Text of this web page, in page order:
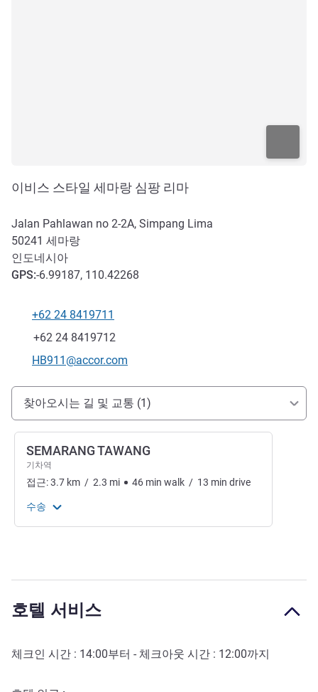
이비스 스타일 세마랑 심팡 리마
Jalan Pahlawan no 2-2A, Simpang Lima
50241 세마랑
인도네시아
GPS:-6.99187, 110.42268
전화
+62 24 8419711
팩스
+62 24 8419712
E-mail
HB911@accor.com
호텔 접근 및 교통
찾아오시는 길 및 교통 (1)
SEMARANG TAWANG
기차역
접근:3.7 km / 2.3 mi 46 min walk / 13 min drive
수송
호텔 서비스
체크인 시간 : 14:00부터 - 체크아웃 시간 : 12:00까지